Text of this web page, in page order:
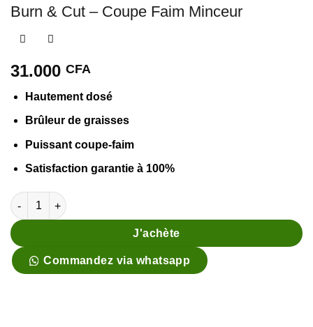
Burn & Cut – Coupe Faim Minceur
31.000 CFA
Hautement dosé
Brûleur de graisses
Puissant coupe-faim
Satisfaction garantie à 100%
quantité de Burn & Cut - Coupe Faim Minceur
J'achète
Commandez via whatsapp